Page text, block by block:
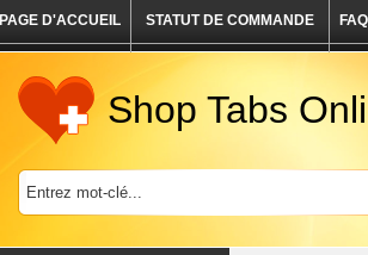
PAGE D'ACCUEIL STATUT DE COMMANDE FAQ
Shop Tabs